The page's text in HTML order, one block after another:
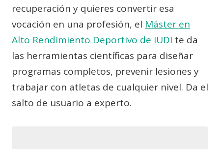
recuperación y quieres convertir esa
vocación en una profesión, el Máster en
Alto Rendimiento Deportivo de IUDI te da
las herramientas científicas para diseñar
programas completos, prevenir lesiones y
trabajar con atletas de cualquier nivel. Da el
salto de usuario a experto.